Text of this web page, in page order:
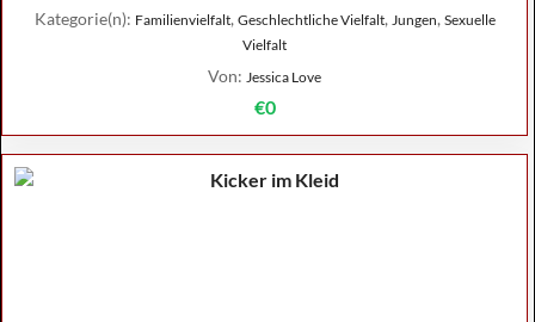
Kategorie(n): Familienvielfalt, Geschlechtliche Vielfalt, Jungen, Sexuelle
Vielfalt
Von: Jessica Love
€0